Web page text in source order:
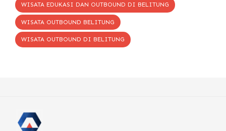
WISATA EDUKASI DAN OUTBOUND DI BELITUNG
WISATA OUTBOUND BELITUNG
WISATA OUTBOUND DI BELITUNG